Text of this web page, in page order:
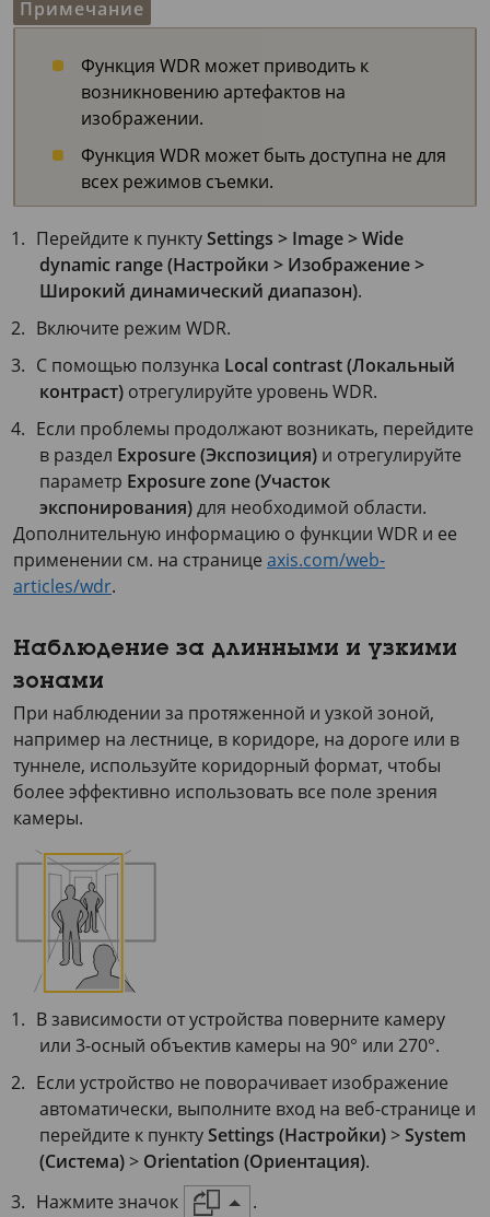
Примечание
Функция WDR может приводить к
возникновению артефактов на
изображении.
Функция WDR может быть доступна не для
всех режимов съемки.
Перейдите к пунктуSettings > Image > Wide
dynamic range (Настройки > Изображение >
Широкий динамический диапазон).
Включите режим WDR.
С помощью ползунка Local contrast (Локальный
контраст) отрегулируйте уровень WDR.
Если проблемы продолжают возникать, перейдите
в раздел Exposure (Экспозиция) и отрегулируйте
параметр Exposure zone (Участок
экспонирования)для необходимой области.
Дополнительную информацию о функции WDR и ее
применении см. на странице axis.com/web-
articles/wdr.
Наблюдение за длинными и узкими
зонами
При наблюдении за протяженной и узкой зоной,
например на лестнице, в коридоре, на дороге или в
туннеле, используйте коридорный формат, чтобы
более эффективно использовать все поле зрения
камеры.
В зависимости от устройства поверните камеру
или 3-осный объектив камеры на 90° или 270°.
Если устройство не поворачивает изображение
автоматически, выполните вход на веб-странице и
перейдите к пунктуSettings (Настройки)>System
(Система)> Orientation (Ориентация).
Нажмите значок
.